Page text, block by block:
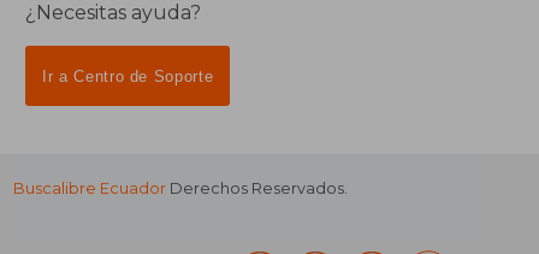
¿Necesitas ayuda?
Ir a Centro de Soporte
Buscalibre Ecuador Derechos Reservados.